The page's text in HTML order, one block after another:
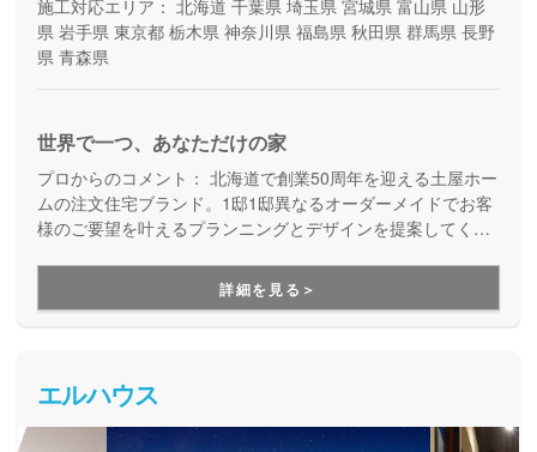
施工対応エリア： 北海道 千葉県 埼玉県 宮城県 富山県 山形
県 岩手県 東京都 栃木県 神奈川県 福島県 秋田県 群馬県 長野
県 青森県
世界で一つ、あなただけの家
プロからのコメント： 北海道で創業50周年を迎える土屋ホー
ムの注文住宅ブランド。1邸1邸異なるオーダーメイドでお客
様のご要望を叶えるプランニングとデザインを提案してくれ
詳細を見る＞
エルハウス